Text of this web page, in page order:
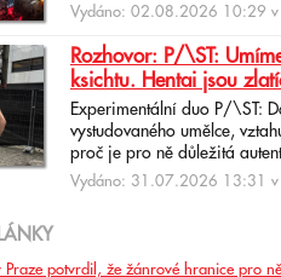
Vydáno: 02.08.2026 10:29 v
Rozhovor: P/\ST:
ksichtu. Hentai jsou
Experimentální duo P/\ST:
vystudovaného umělce,
proč je pro ně důležitá
Vydáno: 31.07.2026 13:31 v
Praze potvrdil, že žánrové hranice pro